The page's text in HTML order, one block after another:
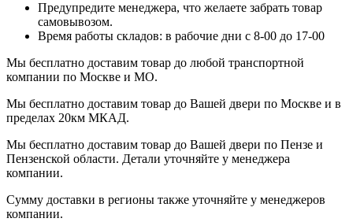
Предупредите менеджера, что желаете забрать товар
самовывозом.
Время работы складов: в рабочие дни с 8-00 до 17-00
Мы бесплатно доставим товар до любой транспортной
компании по Москве и МО.
Мы бесплатно доставим товар до Вашей двери по Москве и в
пределах 20км МКАД.
Мы бесплатно доставим товар до Вашей двери по Пензе и
Пензенской области. Детали уточняйте у менеджера
компании.
Сумму доставки в регионы также уточняйте у менеджеров
компании.